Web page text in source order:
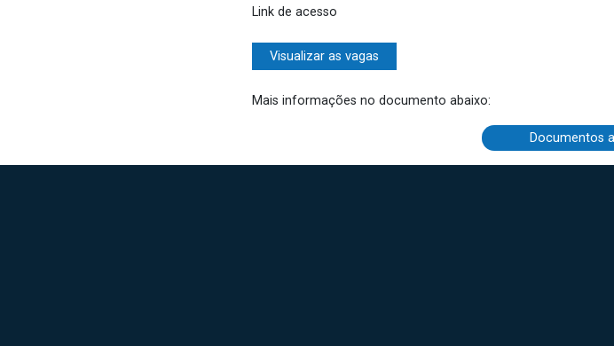
Link de acesso
Visualizar as vagas
Mais informações no documento abaixo:
Documentos